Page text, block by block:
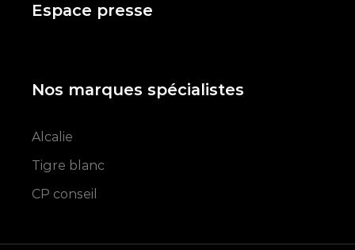
Espace presse
Nos marques spécialistes
Alcalie
Tigre blanc
CP conseil